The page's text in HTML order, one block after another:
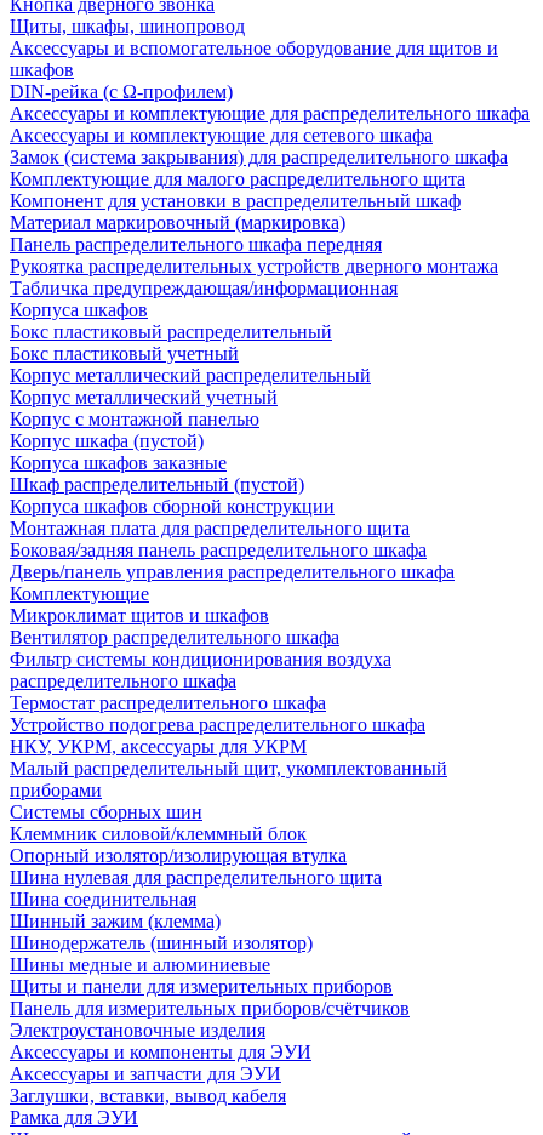
Кнопка дверного звонка
Щиты, шкафы, шинопровод
Аксессуары и вспомогательное оборудование для щитов и
шкафов
DIN-рейка (с Ω-профилем)
Аксессуары и комплектующие для распределительного шкафа
Аксессуары и комплектующие для сетевого шкафа
Замок (система закрывания) для распределительного шкафа
Комплектующие для малого распределительного щита
Компонент для установки в распределительный шкаф
Материал маркировочный (маркировка)
Панель распределительного шкафа передняя
Рукоятка распределительных устройств дверного монтажа
Табличка предупреждающая/информационная
Корпуса шкафов
Бокс пластиковый распределительный
Бокс пластиковый учетный
Корпус металлический распределительный
Корпус металлический учетный
Корпус с монтажной панелью
Корпус шкафа (пустой)
Корпуса шкафов заказные
Шкаф распределительный (пустой)
Корпуса шкафов сборной конструкции
Монтажная плата для распределительного щита
Боковая/задняя панель распределительного шкафа
Дверь/панель управления распределительного шкафа
Комплектующие
Микроклимат щитов и шкафов
Вентилятор распределительного шкафа
Фильтр системы кондиционирования воздуха
распределительного шкафа
Термостат распределительного шкафа
Устройство подогрева распределительного шкафа
НКУ, УКРМ, аксессуары для УКРМ
Малый распределительный щит, укомплектованный
приборами
Системы сборных шин
Клеммник силовой/клеммный блок
Опорный изолятор/изолирующая втулка
Шина нулевая для распределительного щита
Шина соединительная
Шинный зажим (клемма)
Шинодержатель (шинный изолятор)
Шины медные и алюминиевые
Щиты и панели для измерительных приборов
Панель для измерительных приборов/счётчиков
Электроустановочные изделия
Аксессуары и компоненты для ЭУИ
Аксессуары и запчасти для ЭУИ
Заглушки, вставки, вывод кабеля
Рамка для ЭУИ